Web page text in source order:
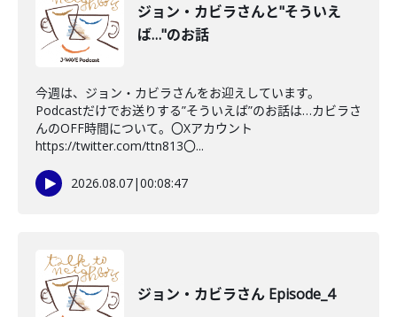
ジョン・カビラさんと"そういえ
ば…"のお話
今週は、ジョン・カビラさんをお迎えしています。
Podcastだけでお送りする”そういえば”のお話は…カビラさ
んのOFF時間について。〇Xアカウント
https://twitter.com/ttn813〇...
2026.08.07|00:08:47
ジョン・カビラさん Episode_4